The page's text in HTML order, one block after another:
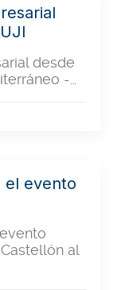
desde
-…
el evento
al